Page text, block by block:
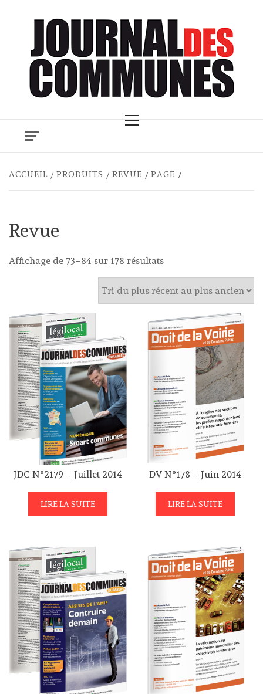
Menu
ACCUEIL PRODUITS REVUE PAGE 7
Revue
Affichage de 73–84 sur 178 résultatsTrié
plus
récent
au
plus
ancien
JDC N°2179 – Juillet 2014
LIRE LA SUITE
DV N°178 – Juin 2014
LIRE LA SUITE